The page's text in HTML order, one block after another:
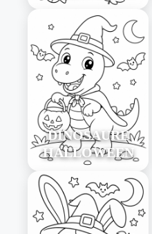
DINOSAURE
HALLOWEEN